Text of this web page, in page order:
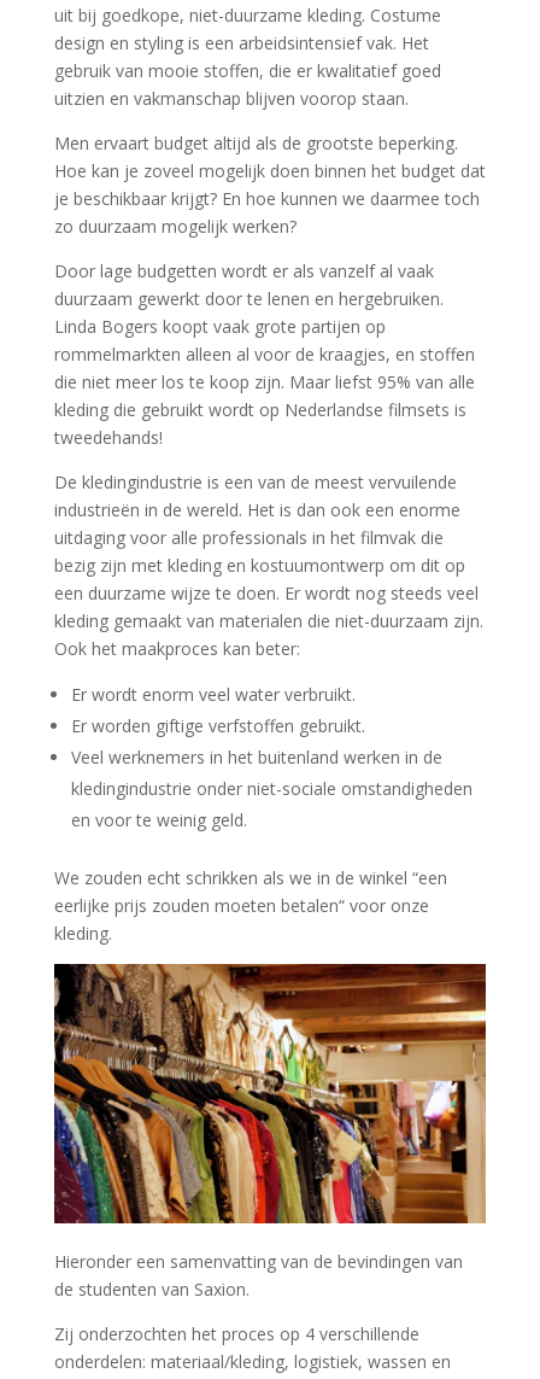
uit bij goedkope, niet-duurzame kleding. Costume
design en styling is een arbeidsintensief vak. Het
gebruik van mooie stoffen, die er kwalitatief goed
uitzien en vakmanschap blijven voorop staan.
Men ervaart budget altijd als de grootste beperking.
Hoe kan je zoveel mogelijk doen binnen het budget dat
je beschikbaar krijgt? En hoe kunnen we daarmee toch
zo duurzaam mogelijk werken?
Door lage budgetten wordt er als vanzelf al vaak
duurzaam gewerkt door te lenen en hergebruiken.
Linda Bogers koopt vaak grote partijen op
rommelmarkten alleen al voor de kraagjes, en stoffen
die niet meer los te koop zijn. Maar liefst 95% van alle
kleding die gebruikt wordt op Nederlandse filmsets is
tweedehands!
De kledingindustrie is een van de meest vervuilende
industrieën in de wereld. Het is dan ook een enorme
uitdaging voor alle professionals in het filmvak die
bezig zijn met kleding en kostuumontwerp om dit op
een duurzame wijze te doen. Er wordt nog steeds veel
kleding gemaakt van materialen die niet-duurzaam zijn.
Ook het maakproces kan beter:
Er wordt enorm veel water verbruikt.
Er worden giftige verfstoffen gebruikt.
Veel werknemers in het buitenland werken in de
kledingindustrie onder niet-sociale omstandigheden
en voor te weinig geld.
We zouden echt schrikken als we in de winkel “een
eerlijke prijs zouden moeten betalen“ voor onze
kleding.
Hieronder een samenvatting van de bevindingen van
de studenten van Saxion.
Zij onderzochten het proces op 4 verschillende
onderdelen: materiaal/kleding, logistiek, wassen en